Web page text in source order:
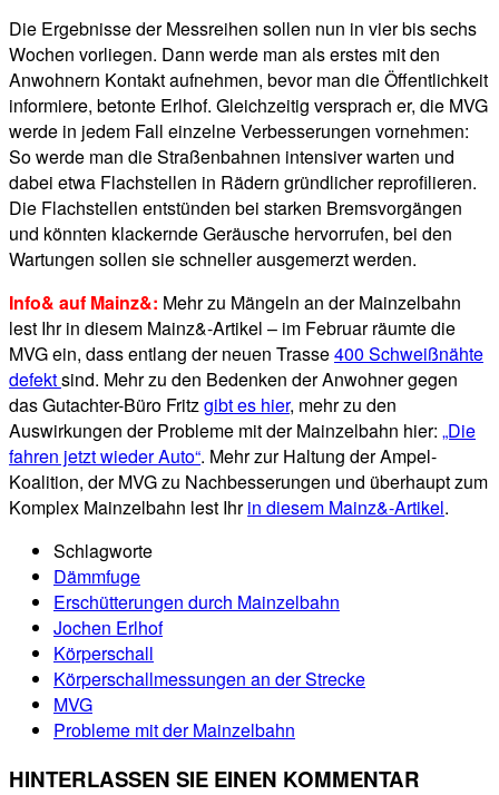
Die Ergebnisse der Messreihen sollen nun in vier bis sechs
Wochen vorliegen. Dann werde man als erstes mit den
Anwohnern Kontakt aufnehmen, bevor man die Öffentlichkeit
informiere, betonte Erlhof. Gleichzeitig versprach er, die MVG
werde in jedem Fall einzelne Verbesserungen vornehmen:
So werde man die Straßenbahnen intensiver warten und
dabei etwa Flachstellen in Rädern gründlicher reprofilieren.
Die Flachstellen entstünden bei starken Bremsvorgängen
und könnten klackernde Geräusche hervorrufen, bei den
Wartungen sollen sie schneller ausgemerzt werden.
Info& auf Mainz&: Mehr zu Mängeln an der Mainzelbahn
lest Ihr in diesem Mainz&-Artikel – im Februar räumte die
MVG ein, dass entlang der neuen Trasse400 Schweißnähte
defektsind. Mehr zu den Bedenken der Anwohner gegen
das Gutachter-Büro Fritzgibt es hier, mehr zu den
Auswirkungen der Probleme mit der Mainzelbahn hier: „Die
fahren jetzt wieder Auto“. Mehr zur Haltung der Ampel-
Koalition, der MVG zu Nachbesserungen und überhaupt zum
Komplex Mainzelbahn lest Ihrin diesem Mainz&-Artikel.
Schlagworte
Dämmfuge
Erschütterungen durch Mainzelbahn
Jochen Erlhof
Körperschall
Körperschallmessungen an der Strecke
MVG
Probleme mit der Mainzelbahn
HINTERLASSEN SIE EINEN KOMMENTAR